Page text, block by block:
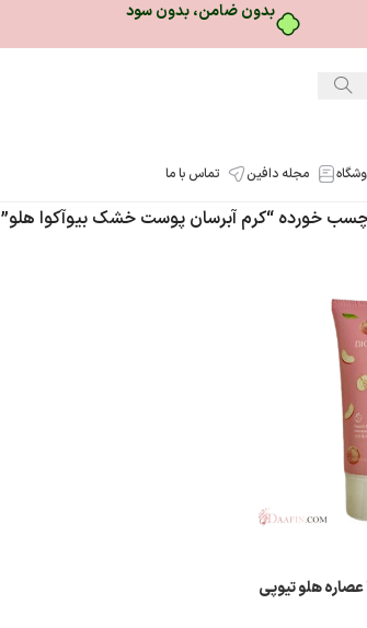
بدون ضامن، بدون سود
مجله دافین تماس با ما
خورده “کرم آبرسان پوست خشک بیوآکوا هلو”
عصاره هلو تیوپی